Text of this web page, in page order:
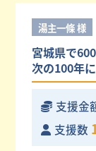
湯主一條 様
宮城県で
次の100年
支援金
支援数